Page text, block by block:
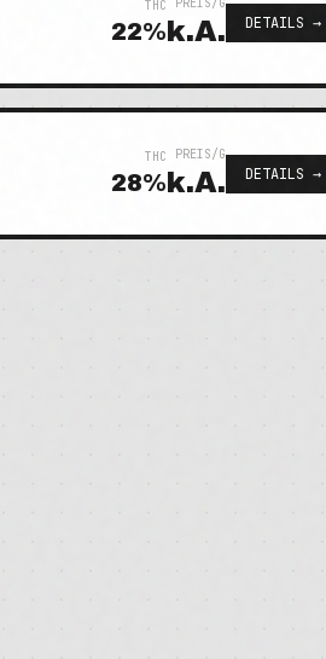
THC
22%k.A. DETAILS →
THC
28%
PREIS/G
k.A. DETAILS →